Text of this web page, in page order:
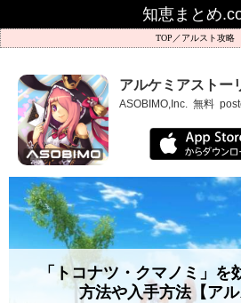
知恵まとめ
アルスト攻略
アルケミアスト
ASOBIMO,Inc. 無料
「トコナツ・クマノミ」を
方法や入手方法【アル